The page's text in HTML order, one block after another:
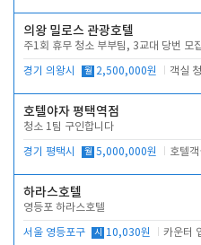
의왕 밀로스 관광호텔
주1회 휴무 청소 부부팀, 3교대 당번 모
경기 의왕시 월 2,500,000원 객실
호텔야자 평택역점
청소 1팀 구인합니다
경기 평택시 월 5,000,000원
하라스호텔
영등포 하라스호텔
서울 영등포구 시 10,030원